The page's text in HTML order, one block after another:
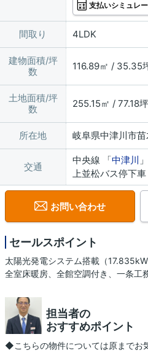
支払いシミュレ
間取り 4LDK
建物面積/坪
数
116.89㎡ / 35.35
土地面積/坪
数
255.15㎡ / 77.18坪
所在地 岐阜県中津川市苗
交通
中央線 「中津川
上並松バス停下
お問い合わせ
セールスポイント
太陽光発電システム搭載（17.835kW
全室床暖房、全館空調付き、一条工
担当者の
おすすめポイント
◆こちらの物件については原までお